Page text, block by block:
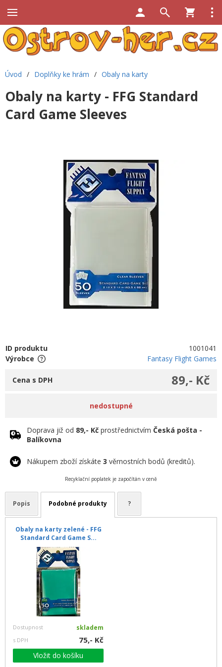
Úvod / Doplňky ke hrám / Obaly na karty
Obaly na karty - FFG Standard
Card Game Sleeves
ID produktu
1001041
Výrobce
Fantasy Flight Games
89,- Kč
Cena s DPH
nedostupné
Doprava již od 89,- Kč prostřednictvím Česká pošta -
Balíkovna
Nákupem zboží získáte 3 věrnostních bodů (kreditů).
Recyklační poplatek je započítán v ceně
Popis Podobné produkty ?
Obaly na karty zelené - FFG
Standard Card Game S...
Dostupnost skladem
s DPH 75,- Kč
Vložit do košíku